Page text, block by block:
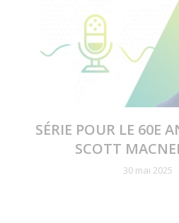
SÉRIE POUR LE 60E
SCOTT
30 mai 2025